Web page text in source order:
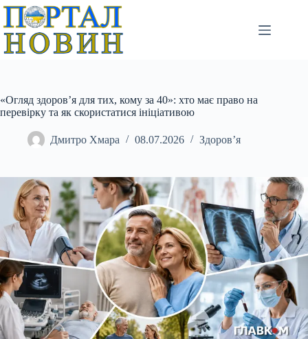
Перейти
вмісту
«Огляд здоров’я для тих, кому за 40»: хто має право на
перевірку та як скористатися ініціативою
Дмитро Хмара 08.07.2026 Здоров’я